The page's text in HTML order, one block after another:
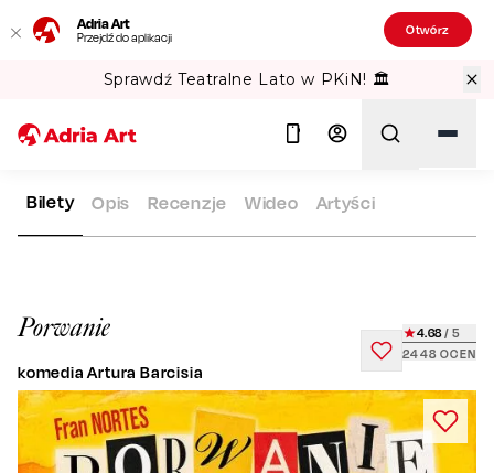
Adria Art
Przejdź do aplikacji Otwórz
Sprawdź Teatralne Lato w PKiN! 🏛️
ADRIA ART REPERTUAR PORWANIE
Porwanie
komedia Artura Barcisia
2448 OCEN
4.68/ 5
Bilety Opis Recenzje Wideo Artyści